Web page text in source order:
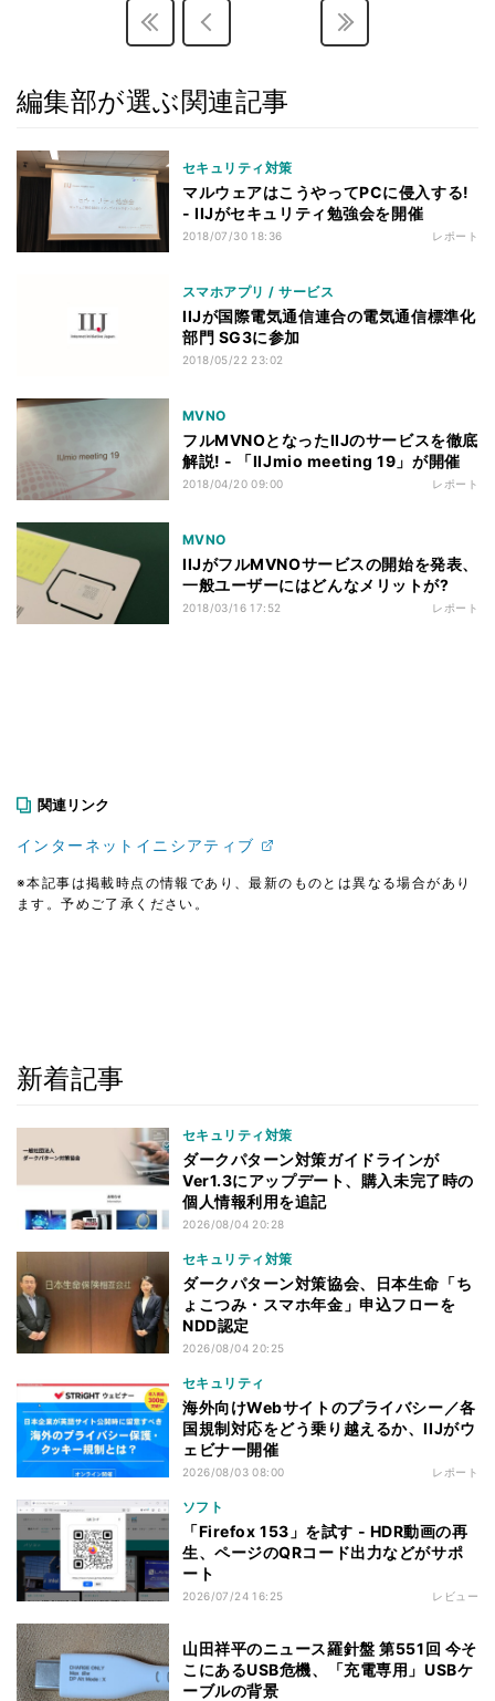
編集部が選ぶ関連記事
セキュリティ対策
マルウェアはこうやってPCに侵入する!
- IIJがセキュリティ勉強会を開催
2018/07/30 18:36 レポート
スマホアプリ / サービス
IIJが国際電気通信連合の電気通信標準化
部門 SG3に参加
2018/05/22 23:02
MVNO
フルMVNOとなったIIJのサービスを徹底
解説! - 「IIJmio meeting 19」が開催
2018/04/20 09:00 レポート
MVNO
IIJがフルMVNOサービスの開始を発表、
一般ユーザーにはどんなメリットが?
2018/03/16 17:52 レポート
関連リンク
インターネットイニシアティブ
※本記事は掲載時点の情報であり、最新のものとは異なる場合があり
ます。予めご了承ください。
新着記事
セキュリティ対策
ダークパターン対策ガイドラインが
Ver1.3にアップデート、購入未完了時の
個人情報利用を追記
2026/08/04 20:28
セキュリティ対策
ダークパターン対策協会、日本生命「ち
ょこつみ・スマホ年金」申込フローを
NDD認定
2026/08/04 20:25
セキュリティ
海外向けWebサイトのプライバシー／各
国規制対応をどう乗り越えるか、IIJがウ
ェビナー開催
2026/08/03 08:00 レポート
ソフト
「Firefox 153」を試す - HDR動画の再
生、ページのQRコード出力などがサポ
ート
2026/07/24 16:25 レビュー
山田祥平のニュース羅針盤 第551回 今そ
こにあるUSB危機、「充電専用」USBケ
ーブルの背景